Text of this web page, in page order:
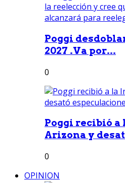
Poggi
2027 .Va por...
0
Poggi recibió a
Arizona y
0
OPINION